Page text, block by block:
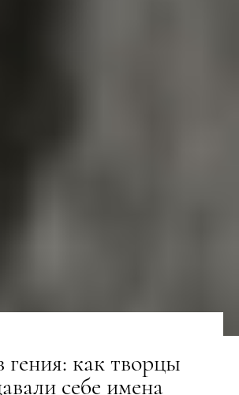
гения: как творцы
себе имена